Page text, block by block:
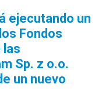
ejecutando un
Fondos
las
Sp. z o.o.
un nuevo